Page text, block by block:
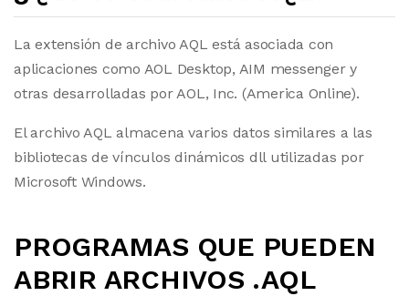
La extensión de archivo AQL está asociada con
aplicaciones como AOL Desktop, AIM messenger y
otras desarrolladas por AOL, Inc. (America Online).
El archivo AQL almacena varios datos similares a las
bibliotecas de vínculos dinámicos dll utilizadas por
Microsoft Windows.
PROGRAMAS QUE PUEDEN
ABRIR ARCHIVOS .AQL